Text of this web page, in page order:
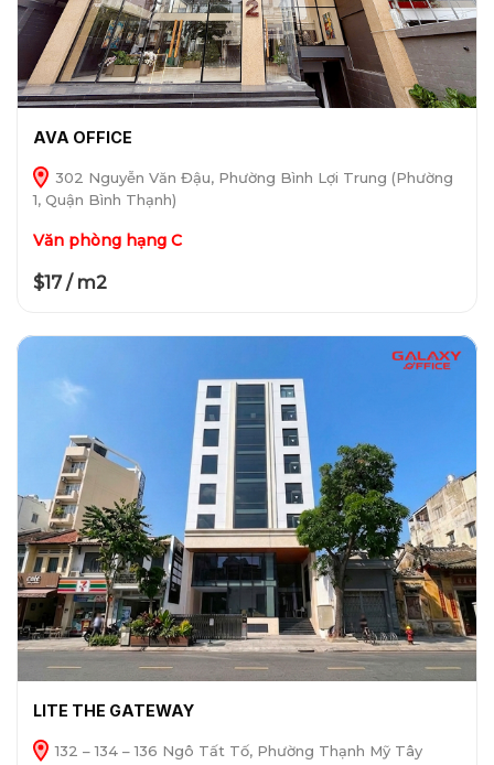
AVA OFFICE
302 Nguyễn Văn Đậu, Phường Bình Lợi Trung (Phường
1, Quận Bình Thạnh)
Văn phòng hạng C
$17 / m2
LITE THE GATEWAY
132 – 134 – 136 Ngô Tất Tố, Phường Thạnh Mỹ Tây